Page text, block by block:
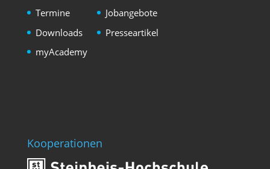
Termine
Downloads
myAcademy
Jobangebote
Presseartikel
Kooperationen